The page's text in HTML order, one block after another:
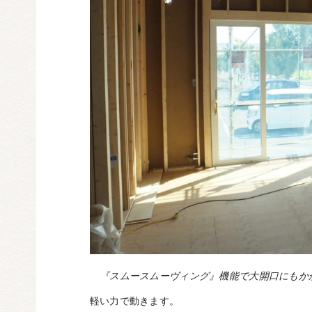
『スムースムーヴィング』機能で大開口にもか
軽い力で動きます。